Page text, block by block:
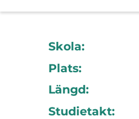
Skola:
Plats:
Längd:
Studietakt: